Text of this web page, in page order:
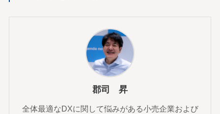
郡司 昇
全体最適なDXに関して悩みがある小売企業および